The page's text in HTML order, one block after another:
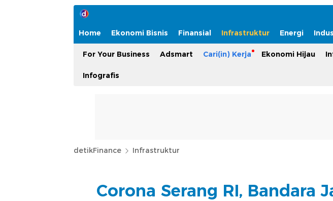
Home Ekonomi Bisnis Finansial Infrastruktur Energi
For Your Business Adsmart Cari(in) Kerja Ekonomi Hijau
Infografis
detikFinance Infrastruktur
Corona Serang RI, Bandara